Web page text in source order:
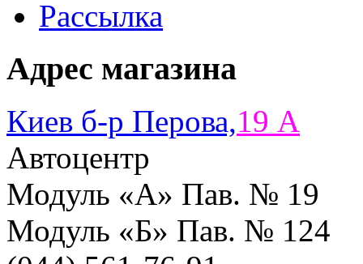
Рассылка
Адрес магазина
Киев б-р Перова,19 A
Автоцентр
Модуль «А» Пав. № 19
Модуль «Б» Пав. № 124